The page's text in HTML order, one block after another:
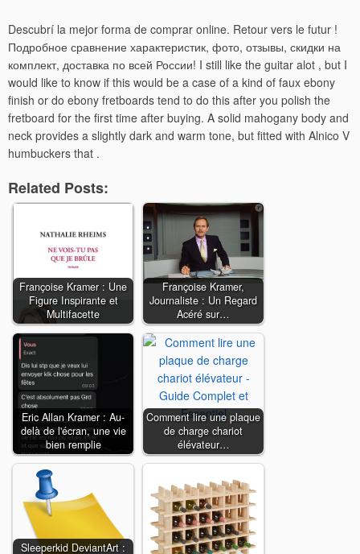
Descubrí la mejor forma de comprar online. Retour vers le futur !
Подробное сравнение характеристик, фото, отзывы, скидки на
комплект, доставка по всей России! I still like the guitar alot , but I
would like to know if this would be a case of a kind of faux ebony
finish or do ebony fretboards tend to do this after you polish the
fretboard for the first time after buying. A solid mahogany body and
neck provides a slightly dark and warm tone, but fitted with Alnico V
humbuckers that .
Related Posts:
Françoise Kramer : Une
Figure Inspirante et
Multifacette
Françoise Kramer,
Journaliste : Un Regard
Acéré sur…
Eric Allan Kramer : Au-
delà de l'écran, une vie
bien remplie
Comment lire une plaque
de charge chariot
élévateur…
Sleeperkid DeviantArt :